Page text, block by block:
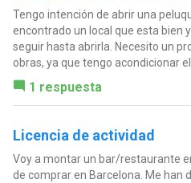
Tengo intención de abrir una
encontrado un local que esta bien
seguir hasta abrirla. Necesito un
obras, ya que tengo acondicionar el
1 respuesta
Licencia de actividad
Voy a montar un bar/restaurante
de comprar en Barcelona. Me han